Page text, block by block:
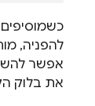
להפניה,
אפשר
את בלוק